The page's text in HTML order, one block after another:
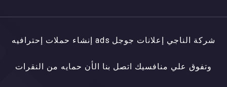
شركة الناجي إعلانات جوجل ads إنشاء حملات إحترافيه
وتفوق علي منافسيك اتصل بنا الأن حمايه من النقرات